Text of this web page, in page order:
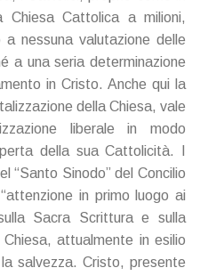
Chiesa Cattolica a milioni,
nessuna valutazione delle
a una seria determinazione
in Cristo. Anche qui la
della Chiesa, vale
liberale in modo
della sua Cattolicità. I
“Santo Sinodo” del Concilio
in primo luogo ai
Sacra Scrittura e sulla
attualmente in esilio
salvezza. Cristo, presente